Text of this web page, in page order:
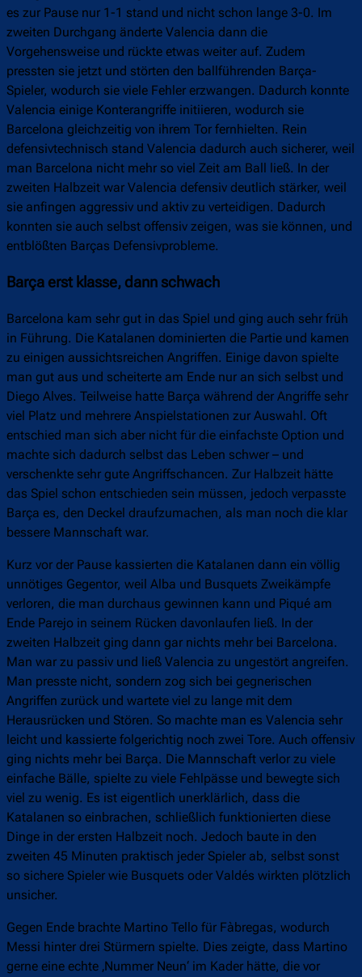
es zur Pause nur 1-1 stand und nicht schon lange 3-0. Im
zweiten Durchgang änderte Valencia dann die
Vorgehensweise und rückte etwas weiter auf. Zudem
pressten sie jetzt und störten den ballführenden Barça-
Spieler, wodurch sie viele Fehler erzwangen. Dadurch konnte
Valencia einige Konterangriffe initiieren, wodurch sie
Barcelona gleichzeitig von ihrem Tor fernhielten. Rein
defensivtechnisch stand Valencia dadurch auch sicherer, weil
man Barcelona nicht mehr so viel Zeit am Ball ließ. In der
zweiten Halbzeit war Valencia defensiv deutlich stärker, weil
sie anfingen aggressiv und aktiv zu verteidigen. Dadurch
konnten sie auch selbst offensiv zeigen, was sie können, und
entblößten Barças Defensivprobleme.
Barça erst klasse, dann schwach
Barcelona kam sehr gut in das Spiel und ging auch sehr früh
in Führung. Die Katalanen dominierten die Partie und kamen
zu einigen aussichtsreichen Angriffen. Einige davon spielte
man gut aus und scheiterte am Ende nur an sich selbst und
Diego Alves. Teilweise hatte Barça während der Angriffe sehr
viel Platz und mehrere Anspielstationen zur Auswahl. Oft
entschied man sich aber nicht für die einfachste Option und
machte sich dadurch selbst das Leben schwer – und
verschenkte sehr gute Angriffschancen. Zur Halbzeit hätte
das Spiel schon entschieden sein müssen, jedoch verpasste
Barça es, den Deckel draufzumachen, als man noch die klar
bessere Mannschaft war.
Kurz vor der Pause kassierten die Katalanen dann ein völlig
unnötiges Gegentor, weil Alba und Busquets Zweikämpfe
verloren, die man durchaus gewinnen kann und Piqué am
Ende Parejo in seinem Rücken davonlaufen ließ. In der
zweiten Halbzeit ging dann gar nichts mehr bei Barcelona.
Man war zu passiv und ließ Valencia zu ungestört angreifen.
Man presste nicht, sondern zog sich bei gegnerischen
Angriffen zurück und wartete viel zu lange mit dem
Herausrücken und Stören. So machte man es Valencia sehr
leicht und kassierte folgerichtig noch zwei Tore. Auch offensiv
ging nichts mehr bei Barça. Die Mannschaft verlor zu viele
einfache Bälle, spielte zu viele Fehlpässe und bewegte sich
viel zu wenig. Es ist eigentlich unerklärlich, dass die
Katalanen so einbrachen, schließlich funktionierten diese
Dinge in der ersten Halbzeit noch. Jedoch baute in den
zweiten 45 Minuten praktisch jeder Spieler ab, selbst sonst
so sichere Spieler wie Busquets oder Valdés wirkten plötzlich
unsicher.
Gegen Ende brachte Martino Tello für Fàbregas, wodurch
Messi hinter drei Stürmern spielte. Dies zeigte, dass Martino
gerne eine echte ‚Nummer Neun‘ im Kader hätte, die vor